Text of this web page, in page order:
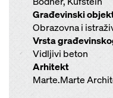
Građevinski
Obrazovna i
Vrsta
Vidljivi beton
Arhitekt
Marte.Marte